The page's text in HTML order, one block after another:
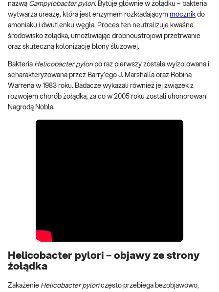
nazwą Campylobacter pylori. Bytuje głównie w żołądku – bakteria
wytwarza ureazę, która jest enzymem rozkładającym mocznik do
amoniaku i dwutlenku węgla. Proces ten neutralizuje kwaśne
środowisko żołądka, umożliwiając drobnoustrojowi przetrwanie
oraz skuteczną kolonizację błony śluzowej.
Bakteria Helicobacter pyloripo raz pierwszy została wyizolowana i
scharakteryzowana przez Barry’ego J. Marshalla oraz Robina
Warrena w 1983 roku. Badacze wykazali również jej związek z
rozwojem chorób żołądka, za co w 2005 roku zostali uhonorowani
Nagrodą Nobla.
Helicobacter pylori – objawy ze strony
żołądka
Zakażenie Helicobacter pyloriczęsto przebiega bezobjawowo,